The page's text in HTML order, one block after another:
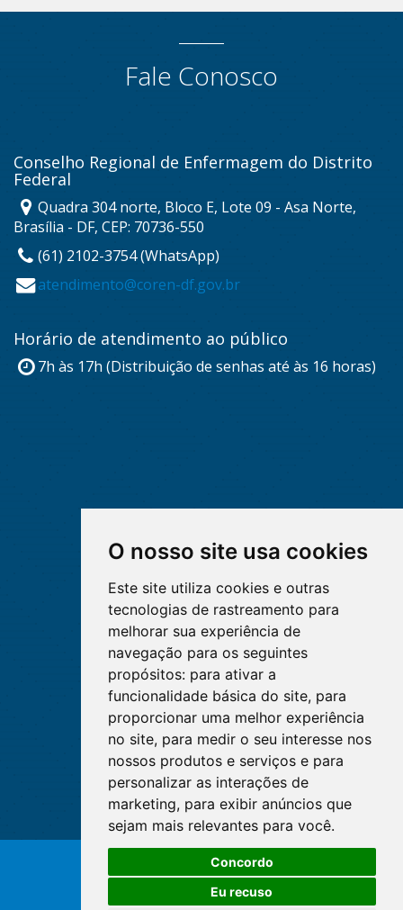
O nosso site usa cookies
Este site utiliza cookies e outras
tecnologias de rastreamento para
melhorar sua experiência de
navegação para os seguintes
propósitos: para ativar a
funcionalidade básica do site, para
proporcionar uma melhor experiência
no site, para medir o seu interesse nos
nossos produtos e serviços e para
personalizar as interações de
marketing, para exibir anúncios que
sejam mais relevantes para você.
Concordo
Eu recuso
Fale Conosco
Conselho Regional de Enfermagem do Distrito
Federal
Quadra 304 norte, Bloco E, Lote 09 - Asa Norte,
Brasília - DF, CEP: 70736-550
(61) 2102-3754 (WhatsApp)
atendimento@coren-df.gov.br
Horário de atendimento ao público
7h às 17h (Distribuição de senhas até às 16 horas)
© Copyright 2026 - Cofen/CORENs
O WhatsApp é o principal canal
de atendimento do Coren-DF.